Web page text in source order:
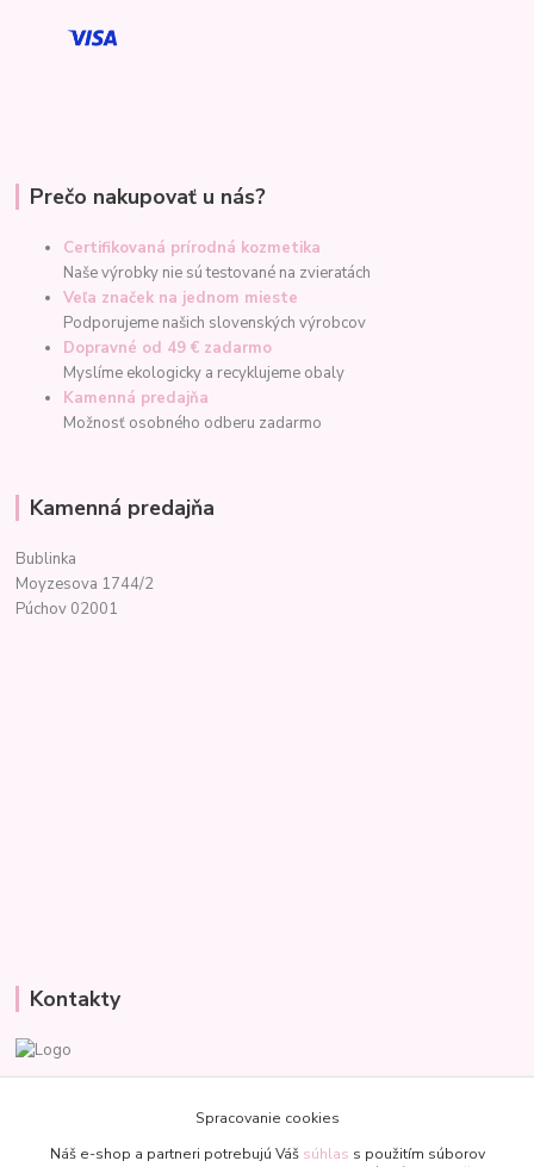
Prečo nakupovať u nás?
Certifikovaná prírodná kozmetika
Naše výrobky nie sú testované na zvieratách
Veľa značek na jednom mieste
Podporujeme našich slovenských výrobcov
Dopravné od 49 € zadarmo
Myslíme ekologicky a recyklujeme obaly
Kamenná predajňa
Možnosť osobného odberu zadarmo
Kamenná predajňa
Bublinka
Moyzesova 1744/2
Púchov 02001
Kontakty
+421 907 977 470Spracovanie cookies
Náš e-shop a partneri potrebujú Váš súhlas s použitím súborov